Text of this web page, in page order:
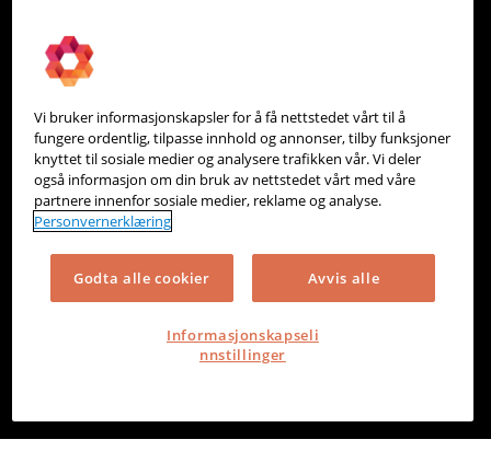
Om oss
Partneroversikt
Integrasjoner
Hjelpesenter
Kontakt oss
Personvern
Informasjonskapsler
Vi bruker informasjonskapsler for å få nettstedet vårt til å
fungere ordentlig, tilpasse innhold og annonser, tilby funksjoner
knyttet til sosiale medier og analysere trafikken vår. Vi deler
også informasjon om din bruk av nettstedet vårt med våre
partnere innenfor sosiale medier, reklame og analyse.
Personvernerklæring
Godta alle cookier Avvis alle
Informasjonskapseli
nnstillinger